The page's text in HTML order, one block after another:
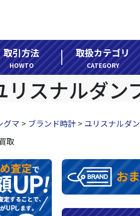
取引方法
HOWTO
取扱カテゴリ
CATEGORY
グマ > ブランド時計 > ユリスナルダン